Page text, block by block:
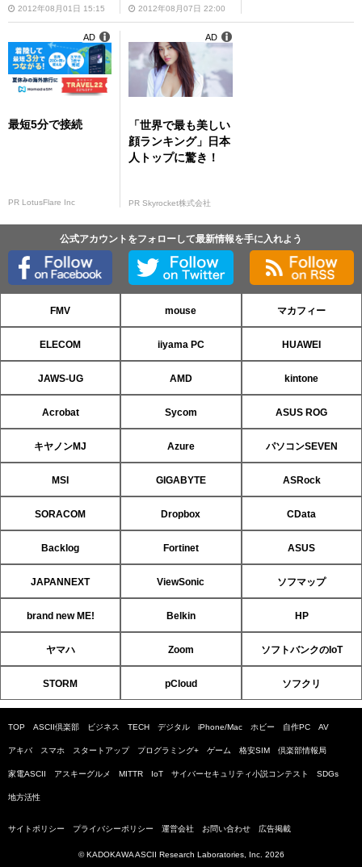
2012年08月01日 15:15 2012年08月07日 22:00
最短5分で接続
PR LotusFlare Inc
AD
「世界で最も美しい
顔ランキング」日本
人トップに驚き！
PR Skyrocket株式会社
AD
公式アカウントをフォローして最新情報を手に入れよう
FMV mouse マカフィー
ELECOM iiyama PC HUAWEI
JAWS-UG AMD kintone
Acrobat Sycom ASUS ROG
キヤノンMJ Azure パソコンSEVEN
MSI GIGABYTE ASRock
SORACOM Dropbox CData
Backlog Fortinet ASUS
JAPANNEXT ViewSonic ソフマップ
brand new ME! Belkin HP
ヤマハ Zoom ソフトバンクのIoT
STORM pCloud ソフクリ
TOP ASCII倶楽部 ビジネス TECH デジタル iPhone/Mac ホビー 自作PC AV
アキバ スマホ スタートアップ プログラミング+ ゲーム 格安SIM 倶楽部情報局
家電ASCII アスキーグルメ MITTR IoT サイバーセキュリティ小説コンテスト SDGs
地方活性
サイトポリシー プライバシーポリシー 運営会社 お問い合わせ 広告掲載
© KADOKAWA ASCII Research Laboratories, Inc. 2026